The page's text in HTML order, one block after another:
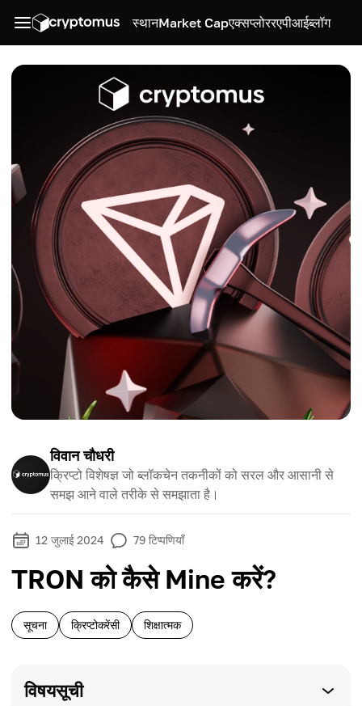
स्थानMarket Capएक्सप्लोररएपीआईब्लॉग
विवान चौधरी
क्रिप्टो विशेषज्ञ जो ब्लॉकचेन तकनीकों को सरल और आसानी से
समझ आने वाले तरीके से समझाता है।
12 जुलाई 2024 79 टिप्पणियाँ
TRON को कैसे Mine करें?
सूचना क्रिप्टोकरेंसी शिक्षात्मक
विषयसूची